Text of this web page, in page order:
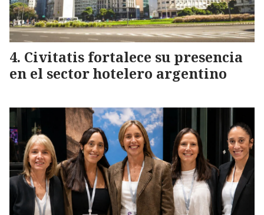
Civitatis fortalece su presencia
en el sector hotelero argentino